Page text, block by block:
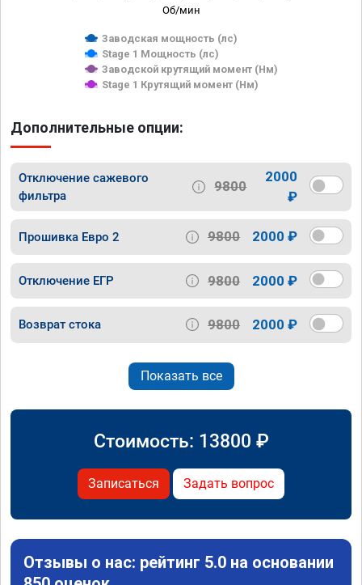
Об/мин
Заводская мощность (лс)
Stage 1 Мощность (лс)
Заводской крутящий момент (Нм)
Stage 1 Крутящий момент (Нм)
Дополнительные опции:
Отключение сажевого
фильтра
9800
2000
₽
Прошивка Евро 2 9800 2000 ₽
Отключение ЕГР 9800 2000 ₽
Возврат стока 9800 2000 ₽
Показать все
Стоимость: 13800 ₽
Записаться Задать вопрос
Отзывы о нас: рейтинг 5.0 на основании